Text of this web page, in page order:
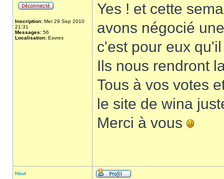
Inscription: Mer 29 Sep 2010
21:31
Messages: 56
Localisation: Esvres
Yes ! et cette
avons négocié
c'est pour eux
Ils nous rendront
Tous à vos votes
le site de wina
Merci à vous
Haut